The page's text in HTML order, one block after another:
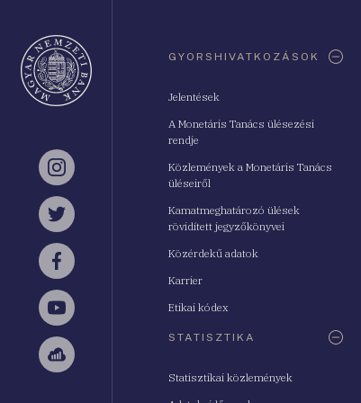
Instagram
Twitter
Facebook
YouTube
Sellsy
GYORSHIVATKOZÁSOK
Jelentések
A Monetáris Tanács ülésezési
rendje
Közlemények a Monetáris Tanács
üléseiről
Kamatmeghatározó ülések
rövidített jegyzőkönyvei
Közérdekű adatok
Karrier
Etikai kódex
STATISZTIKA
Statisztikai közlemények